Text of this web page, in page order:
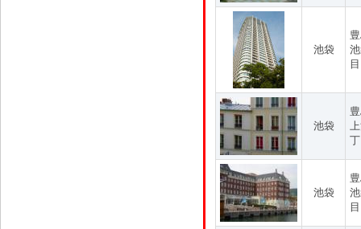
池袋
目
池袋
池袋